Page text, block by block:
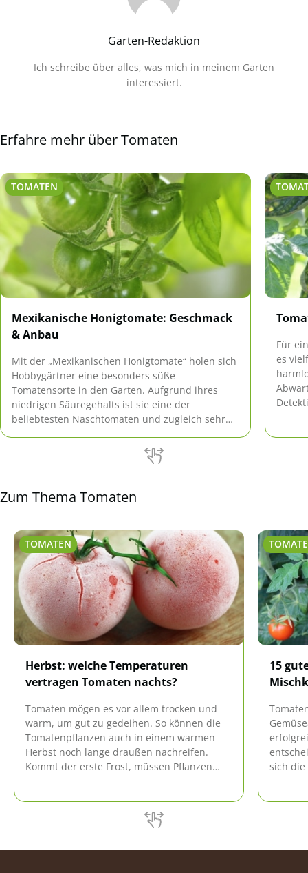
Garten-Redaktion
Ich schreibe über alles, was mich in meinem Garten
interessiert.
Erfahre mehr über Tomaten
TOMATEN
Mexikanische Honigtomate: Geschmack
& Anbau
Mit der „Mexikanischen Honigtomate“ holen sich
Hobbygärtner eine besonders süße
Tomatensorte in den Garten. Aufgrund ihres
niedrigen Säuregehalts ist sie eine der
beliebtesten Naschtomaten und zugleich sehr
Für
es
Zum Thema Tomaten
TOMATEN
Herbst: welche Temperaturen
vertragen Tomaten nachts?
Tomaten mögen es vor allem trocken und
warm, um gut zu gedeihen. So können die
Tomatenpflanzen auch in einem warmen
Herbst noch lange draußen nachreifen.
Kommt der erste Frost, müssen Pflanzen
15
sich